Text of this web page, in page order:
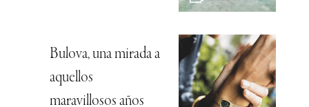
Bulova, una mirada a
aquellos
maravillosos años